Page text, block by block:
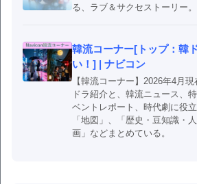
る、ラブ＆サクセストーリー。
韓流コーナー[トップ：韓
い！] | ナビコン
【韓流コーナー】2026年4月
ドラ紹介と、韓流ニュース、
ベントレポート、時代劇に役
「地図」、「歴史・豆知識・
画」などまとめている。